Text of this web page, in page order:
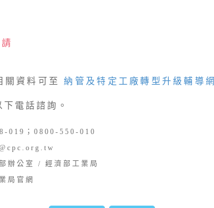
資料可至納管及特定工廠轉型升級輔導網
電話諮詢。
019；0800-550-010
辦公室 / 經濟部工業局
局官網